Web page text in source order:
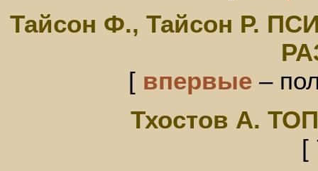
Тайсон Ф., Тайсон Р.
[ впервые–
Тхостов А.
[